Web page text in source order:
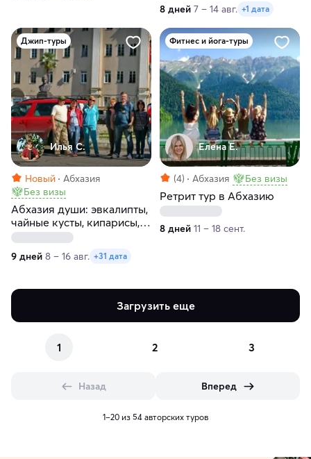
8 дней 7 – 14 авг. +1 дата
Джип-туры
Илья С.
Новый
Абхазия
Без визы
Абхазия души: эвкалипты,
чайные кусты, кипарисы,
лебеди, буйволы, а
9 дней 8 – 16 авг. +31 дата
Фитнес и йога-туры
Елена Е.
(4) Абхазия Без визы
Ретрит тур в Абхазию
8 дней 11 – 18 сент.
Загрузить еще
1 2 3
Назад Вперед
1–20 из 54 авторских туров